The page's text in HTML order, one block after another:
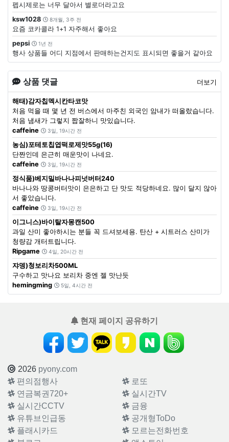
펩시제로는 너무 달아서 별로더라고요
ksw1028
8개월, 3주 전
요즘 코카콜라 1+1 자주해서 좋아요
pepsi
1년 전
행사 상품들 어디 지점에서 판매하는건지도 표시되면 좋을거 같아요
상품 댓글 더보기
해태)감자칩멕시칸타코맛
처음 먹을 때 몇 년 전 버스에서 마주친 외국인 암내가 떠올랐습니다.
처음 냄새가 그렇지 짭잘하니 맛있습니다.
caffeine
3일, 19시간 전
농심)포테토칩엽떡로제맛55g(16)
단짠인데 은근히 매운맛이 나네요.
caffeine
3일, 19시간 전
정식품)베지밀바나나피넛버터240
바나나와 땅콩버터맛이 은은하고 단 맛도 적당하네요. 많이 달지 않아
서 좋았습니다.
caffeine
3일, 19시간 전
이그니스)바이탈자몽캔500
과일 산미 좋아하시는 분들 꼭 드셔보세용. 탄산 + 시트러스 산미가
청량감 개터트립니다.
Ripgame
4일, 20시간 전
쟈뎅)청보리차500ML
구수하고 맛나요 보리차 중엔 젤 맛난듯
hemingming
5일, 4시간 전
현재 페이지 공유하기
2026 pyony.com
편의점행사
로또
연금복권720+
실시간TV
실시간CCTV
금융
유튜브인급동
공개형ToDo
플래시카드
모르는전화번호